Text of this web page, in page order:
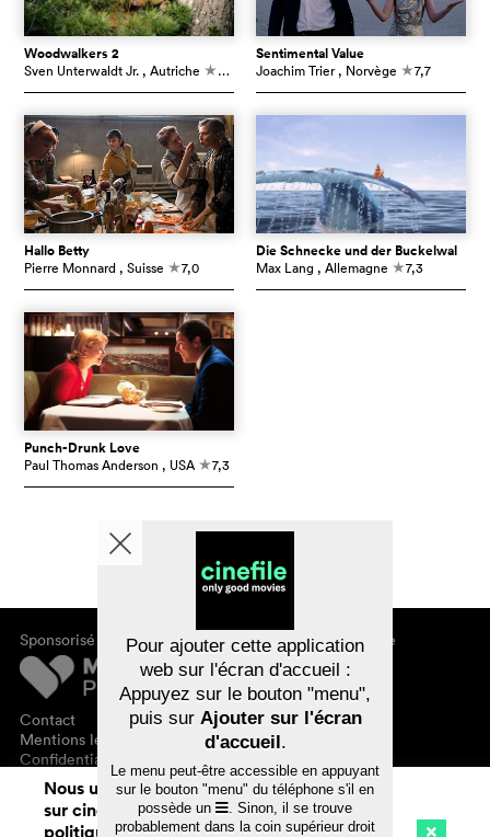
Woodwalkers 2
Sven Unterwaldt Jr. , Autriche c5,4
Sentimental Value
Joachim Trier , Norvège c7,7
Hallo Betty
Pierre Monnard , Suisse c7,0
Die Schnecke und der Buckelwal
Max Lang , Allemagne c7,3
Punch-Drunk Love
Paul Thomas Anderson , USA c7,3
Sponsorisé par
Contact
Mentions légales
Confidentialité des données
À propos de cinefile
S'inscrire/s'abonner
Newsletter
FAQ
Bons-cadeaux
Nous utilisons des cookies. En naviguant
sur cinefile.ch, vous acceptez notre
politique d'utilisation des cookies. Pour
Pour ajouter cette application
web sur l'écran d'accueil :
Appuyez sur le bouton "menu",
puis sur Ajouter sur l'écran
d'accueil.
Le menu peut-être accessible en appuyant
sur le bouton "menu" du téléphone s'il en
possède un
. Sinon, il se trouve
probablement dans la coin supérieur droit